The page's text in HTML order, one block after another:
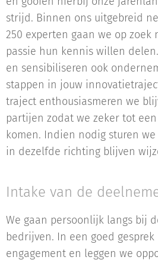
strijd. Binnen ons uitgebreid
250 experten gaan we op
passie hun kennis willen
en sensibiliseren ook
stappen in jouw
traject enthousiasmeren we
partijen zodat we zeker tot
komen. Indien nodig sturen
in dezelfde richting blijven
Intake van de
We gaan persoonlijk langs bij
bedrijven. In een goed
engagement en leggen we